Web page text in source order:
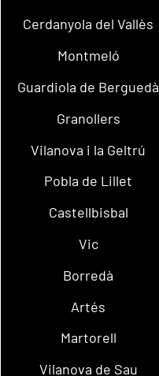
Cerdanyola del Vallès
Montmeló
Guardiola de Berguedà
Granollers
Vilanova i la Geltrú
Pobla de Lillet
Castellbisbal
Vic
Borredà
Artés
Martorell
Vilanova de Sau